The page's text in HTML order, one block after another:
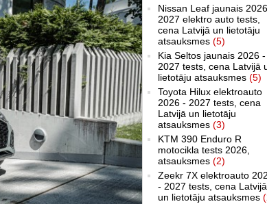
Nissan Leaf jaunais
2027 elektro auto tests,
cena Latvijā un lietotāju
atsauksmes (5)
Kia Seltos jaunais 2026 -
2027 tests, cena Latvijā
lietotāju atsauksmes (5)
Toyota Hilux elektroauto
2026 - 2027 tests, cena
Latvijā un lietotāju
atsauksmes (3)
KTM 390 Enduro R
motocikla tests 2026,
atsauksmes (2)
Zeekr 7X elektroauto
- 2027 tests, cena Latvijā
un lietotāju atsauksmes